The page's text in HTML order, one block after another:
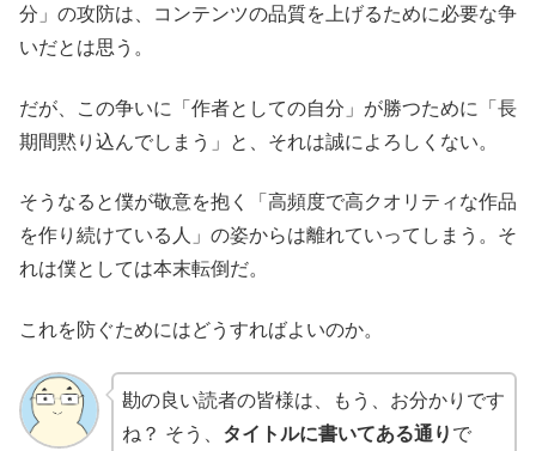
分」の攻防は、コンテンツの品質を上げるために必要な争
いだとは思う。
だが、この争いに「作者としての自分」が勝つために「長
期間黙り込んでしまう」と、それは誠によろしくない。
そうなると僕が敬意を抱く「高頻度で高クオリティな作品
を作り続けている人」の姿からは離れていってしまう。そ
れは僕としては本末転倒だ。
これを防ぐためにはどうすればよいのか。
勘の良い読者の皆様は、もう、お分かりです
ね？ そう、 タイトルに書いてある通りで